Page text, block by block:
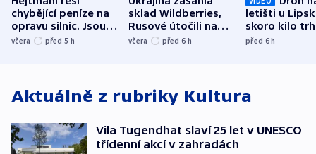
chybějící peníze na
opravu silnic. Jsou
nenárokové, namítá
včera před 5 h
sklad Wildberries,
Rusové útočili na
trh, hasiče či
včera před 6 h
letišti u
skoro kilo
indicie
před 6h
Aktuálně z rubriky Kultura
Vila Tugendhat slaví 25 let v UNESCO
třídenní akcí v zahradách